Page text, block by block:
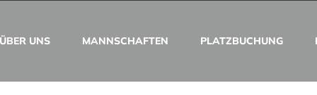
ÜBER UNS MANNSCHAFTEN PLATZBUCHUNG